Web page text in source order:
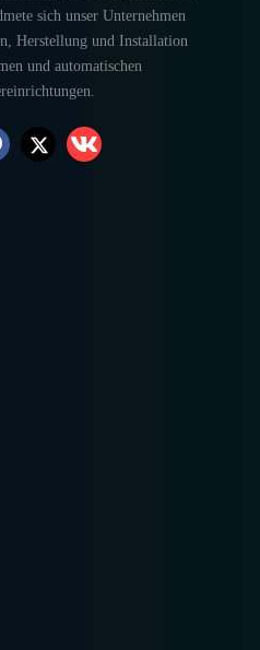
sich unser Unternehmen
Herstellung und Installation
und automatischen